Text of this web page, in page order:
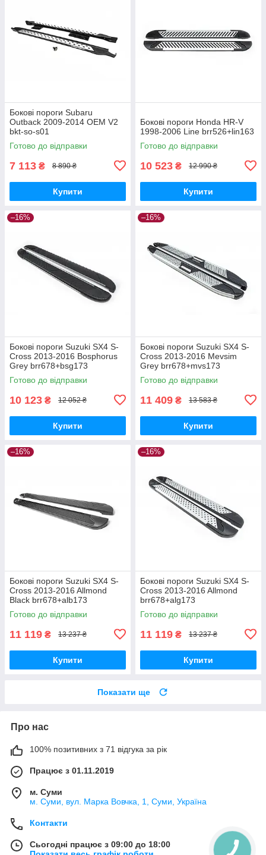
Бокові пороги Subaru
Outback 2009-2014 OEM V2
bkt-so-s01
Готово до відправки
7 113 ₴ 8 890 ₴
Купити
Бокові пороги Honda HR-V
1998-2006 Line brr526+lin163
Готово до відправки
10 523 ₴ 12 990 ₴
Купити
–16%
Бокові пороги Suzuki SX4 S-
Cross 2013-2016 Bosphorus
Grey brr678+bsg173
Готово до відправки
10 123 ₴ 12 052 ₴
Купити
–16%
Бокові пороги Suzuki SX4 S-
Cross 2013-2016 Mevsim
Grey brr678+mvs173
Готово до відправки
11 409 ₴ 13 583 ₴
Купити
–16%
Бокові пороги Suzuki SX4 S-
Cross 2013-2016 Allmond
Black brr678+alb173
Готово до відправки
11 119 ₴ 13 237 ₴
Купити
–16%
Бокові пороги Suzuki SX4 S-
Cross 2013-2016 Allmond
brr678+alg173
Готово до відправки
11 119 ₴ 13 237 ₴
Купити
Показати ще
Про нас
100% позитивних з 71 відгука за рік
Працює з 01.11.2019
м. Суми
м. Суми, вул. Марка Вовчка, 1, Суми, Україна
Контакти
Сьогодні працює з 09:00 до 18:00